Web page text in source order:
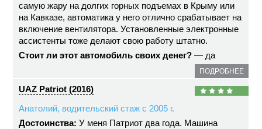
самую жару на долгих горных подъемах в Крыму или
на Кавказе, автоматика у него отлично срабатывает на
включение вентилятора. Установленные электронные
ассистенты тоже делают свою работу штатно.
Стоит ли этот автомобиль своих денег? — да
ПОДРОБНЕЕ
UAZ Patriot (2016)
Анатолий, водительский стаж с 2005 г.
Достоинства: У меня Патриот два года. Машина